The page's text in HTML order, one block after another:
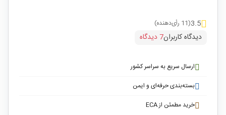
3.5(11 رأی‌دهنده)
دیدگاه کاربران7 دیدگاه
ارسال سریع به سراسر کشور
بسته‌بندی حرفه‌ای و ایمن
خرید مطمئن از ECA